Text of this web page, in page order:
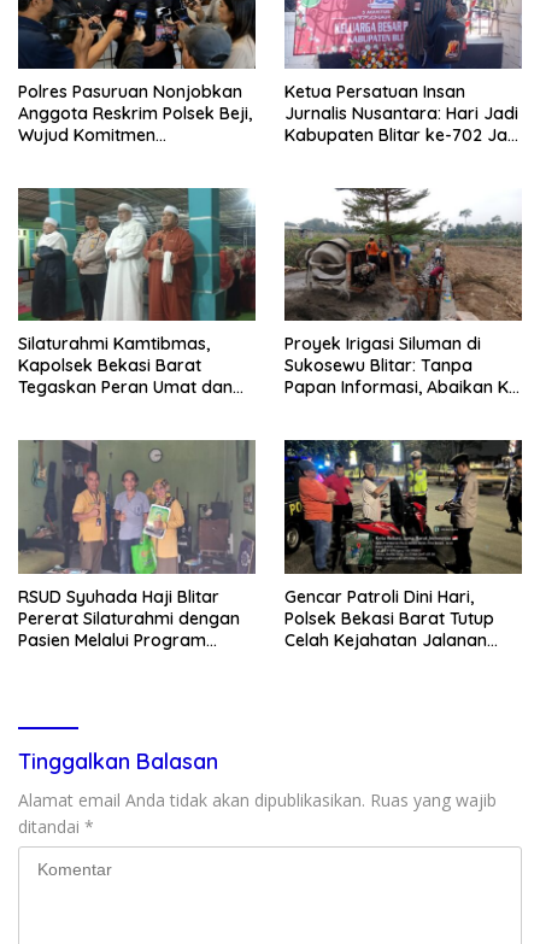
Polres Pasuruan Nonjobkan
Anggota Reskrim Polsek Beji,
Wujud Komitmen
Ketua Persatuan Insan
Jurnalis Nusantara: Hari Jadi
Kabupaten Blitar ke-702 Jadi
Silaturahmi Kamtibmas,
Kapolsek Bekasi Barat
Tegaskan Peran Umat dan
Proyek Irigasi Siluman di
Sukosewu Blitar: Tanpa
Papan Informasi, Abaikan K3,
RSUD Syuhada Haji Blitar
Pererat Silaturahmi dengan
Pasien Melalui Program
Gencar Patroli Dini Hari,
Polsek Bekasi Barat Tutup
Celah Kejahatan Jalanan
Tinggalkan Balasan
Alamat email Anda tidak akan dipublikasikan. Ruas yang wajib
ditandai *